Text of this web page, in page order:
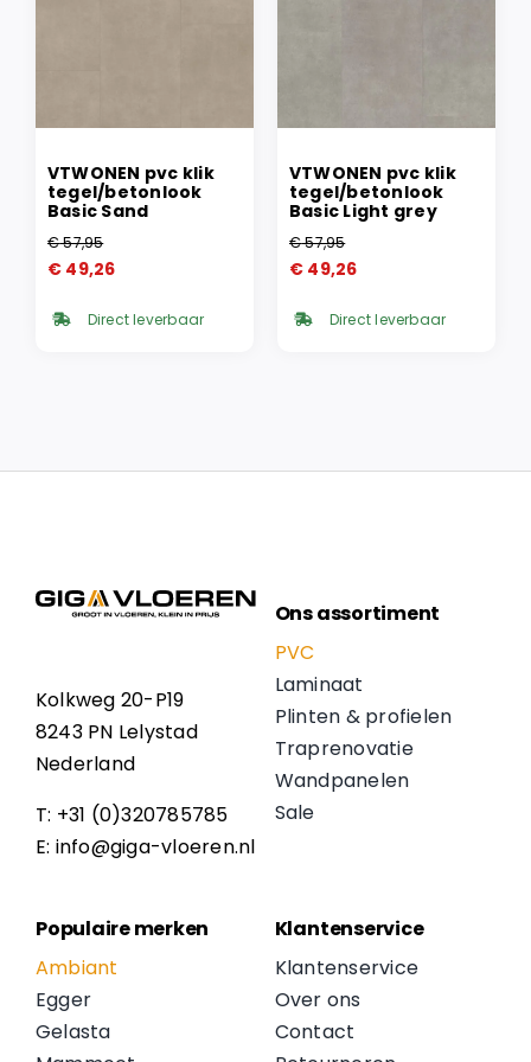
VTWONEN pvc klik
tegel/betonlook
Basic Sand
€57,95
Oorspronkelijke
was:
€ 49,26
Huidige
is: Direct leverbaar
VTWONEN pvc klik
tegel/betonlook
Basic Light grey
€57,95
Oorspronkelijke
was:
€ 49,26
Huidige
is: Direct leverbaar
Kolkweg 20-P19
8243 PN Lelystad
Nederland
T: +31 (0)320785785
E: info@giga-vloeren.nl
Ons assortiment
PVC
Laminaat
Plinten & profielen
Traprenovatie
Wandpanelen
Sale
Populaire merken
Ambiant
Egger
Gelasta
Klantenservice
Klantenservice
Over ons
Contact